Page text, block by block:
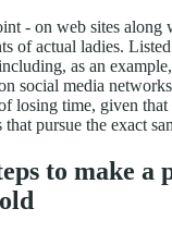
- on web sites along
of actual ladies.
as an
social media
losing time, given
pursue the exact
to make a